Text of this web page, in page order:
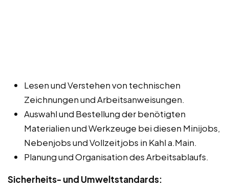
Lesen und Verstehen von technischen
Zeichnungen und Arbeitsanweisungen.
Auswahl und Bestellung der benötigten
Materialien und Werkzeuge bei diesen Minijobs,
Nebenjobs und Vollzeitjobs in Kahl a.Main.
Planung und Organisation des Arbeitsablaufs.
Sicherheits- und Umweltstandards: